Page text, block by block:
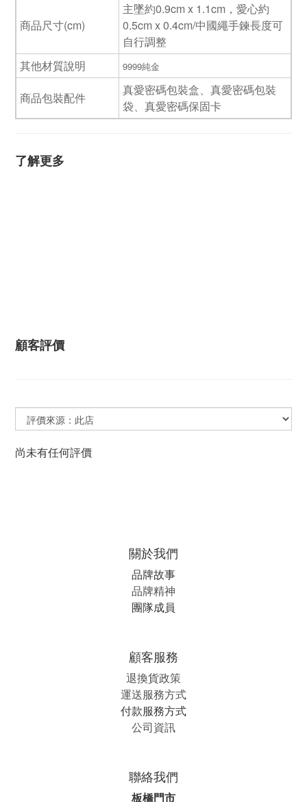
商品尺寸(cm)
主墜約0.9cm x 1.1cm，愛心約
0.5cm x 0.4cm/中國繩手鍊長度可
自行調整
其他材質說明
9999純金
商品包裝配件
真愛密碼包裝盒、真愛密碼包裝
袋、真愛密碼保固卡
了解更多
顧客評價
尚未有任何評價
關於我們
品牌故事
品牌精神
團隊成員
顧客服務
退換貨政策
運送服務方式
付款服務方式
公司資訊
聯絡我們
板橋門市